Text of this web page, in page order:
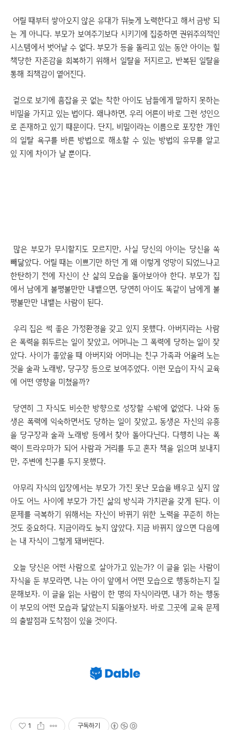
어릴 때부터 쌓아오지 않은 유대가 뒤늦게 노력한다고 해서 금방 되
는 게 아니다. 부모가 보여주기보다 시키기에 집중하면 권위주의적인
시스템에서 벗어날 수 없다. 부모가 등을 돌리고 있는 동안 아이는 힐
책당한 자존감을 회복하기 위해서 일탈을 저지르고, 반복된 일탈을
통해 죄책감이 옅어진다.
겉으로 보기에 흠잡을 곳 없는 착한 아이도 남들에게 말하지 못하는
비밀을 가지고 있는 법이다. 왜냐하면, 우리 어른이 바로 그런 성인으
로 존재하고 있기 때문이다. 단지, 비밀이라는 이름으로 포장한 개인
의 일탈 욕구를 바른 방법으로 해소할 수 있는 방법의 유무를 알고
있 지에 차이가 날 뿐이다.
많은 부모가 무시할지도 모르지만, 사실 당신의 아이는 당신을 쏙
빼닮았다. 어릴 때는 이쁘기만 하던 게 왜 이렇게 엉망이 되었느냐고
한탄하기 전에 자신이 산 삶의 모습을 돌아보아야 한다. 부모가 집
에서 남에게 불평불만만 내뱉으면, 당연히 아이도 똑같이 남에게 불
평불만만 내뱉는 사람이 된다.
우리 집은 썩 좋은 가정환경을 갖고 있지 못했다. 아버지라는 사람
은 폭력을 휘두르는 일이 잦았고, 어머니는 그 폭력에 당하는 일이 잦
았다. 사이가 좋았을 때 아버지와 어머니는 친구 가족과 어울려 노는
것을 술과 노래방, 당구장 등으로 보여주었다. 이런 모습이 자식 교육
에 어떤 영향을 미쳤을까?
당연히 그 자식도 비슷한 방향으로 성장할 수밖에 없었다. 나와 동
생은 폭력에 익숙하면서도 당하는 일이 잦았고, 동생은 자신의 유흥
을 당구장과 술과 노래방 등에서 찾아 돌아다닌다. 다행히 나는 폭
력이 트라우마가 되어 사람과 거리를 두고 혼자 책을 읽으며 보내지
만, 주변에 친구를 두지 못했다.
아무리 자식의 입장에서는 부모가 가진 못난 모습을 배우고 싶지 않
아도 어느 사이에 부모가 가진 삶의 방식과 가치관을 갖게 된다. 이
문제를 극복하기 위해서는 자신이 바뀌기 위한 노력을 꾸준히 하는
것도 중요하다. 지금이라도 늦지 않았다. 지금 바뀌지 않으면 다음에
는 내 자식이 그렇게 돼버린다.
오늘 당신은 어떤 사람으로 살아가고 있는가? 이 글을 읽는 사람이
자식을 둔 부모라면, 나는 아이 앞에서 어떤 모습으로 행동하는지 질
문해보자. 이 글을 읽는 사람이 한 명의 자식이라면, 내가 하는 행동
이 부모의 어떤 모습과 닮았는지 되돌아보자. 바로 그곳에 교육 문제
의 출발점과 도착점이 있을 것이다.
1 구독하기